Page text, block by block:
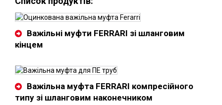
Важільні муфти FERRARI зі шланговим
кінцем
Важільна муфта FERRARI компресійного
типу зі шланговим наконечником